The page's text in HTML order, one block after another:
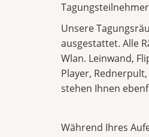
Unsere
ausgestattet. Alle
Wlan. Leinwand,
Player,
stehen Ihnen
Während Ihres